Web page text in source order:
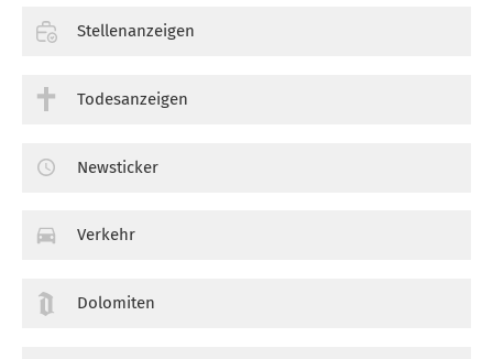
Stellenanzeigen
Todesanzeigen
Newsticker
Verkehr
Dolomiten